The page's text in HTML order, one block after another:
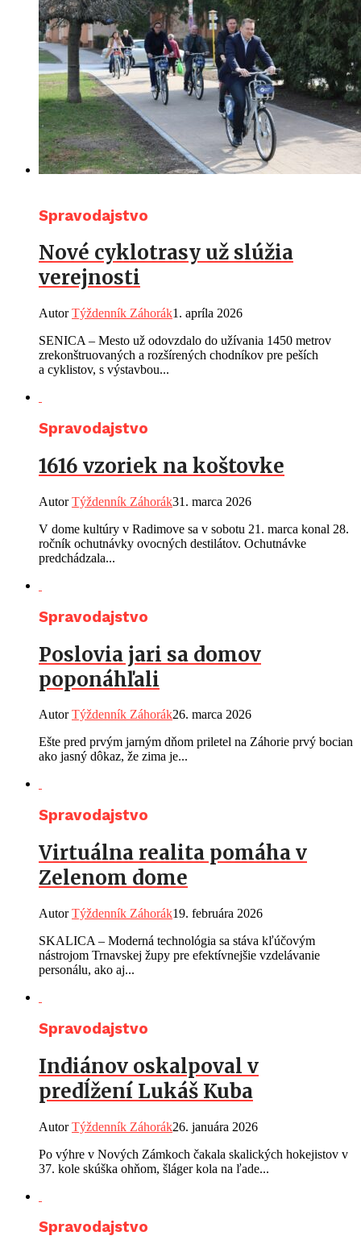
Spravodajstvo
Nové cyklotrasy už slúžia
verejnosti
AutorTýždenník Záhorák1. apríla 2026
SENICA – Mesto už odovzdalo do užívania 1450 metrov
zrekonštruovaných a rozšírených chodníkov pre peších
a cyklistov, s výstavbou...
Spravodajstvo
1616 vzoriek na koštovke
AutorTýždenník Záhorák31. marca 2026
V dome kultúry v Radimove sa v sobotu 21. marca konal 28.
ročník ochutnávky ovocných destilátov. Ochutnávke
predchádzala...
Spravodajstvo
Poslovia jari sa domov
poponáhľali
AutorTýždenník Záhorák26. marca 2026
Ešte pred prvým jarným dňom priletel na Záhorie prvý bocian
ako jasný dôkaz, že zima je...
Spravodajstvo
Virtuálna realita pomáha v
Zelenom dome
AutorTýždenník Záhorák19. februára 2026
SKALICA – Moderná technológia sa stáva kľúčovým
nástrojom Trnavskej župy pre efektívnejšie vzdelávanie
personálu, ako aj...
Spravodajstvo
Indiánov oskalpoval v
predĺžení Lukáš Kuba
AutorTýždenník Záhorák26. januára 2026
Po výhre v Nových Zámkoch čakala skalických hokejistov v
37. kole skúška ohňom, šláger kola na ľade...
Spravodajstvo